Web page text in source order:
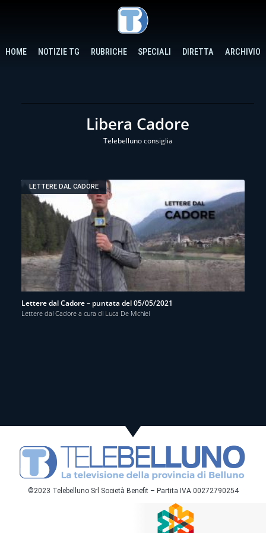
HOME NOTIZIE TG RUBRICHE SPECIALI DIRETTA ARCHIVIO
Libera Cadore
Telebelluno consiglia
LETTERE DAL CADORE
Lettere dal Cadore – puntata del 05/05/2021
Lettere dal Cadore a cura di Luca De Michiel
©2023 Telebelluno Srl Società Benefit – Partita IVA 00272790254